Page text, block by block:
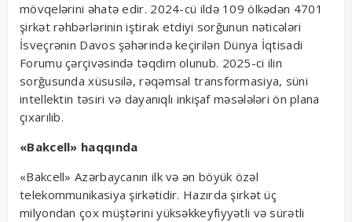
mövqelərini əhatə edir. 2024-cü ildə 109 ölkədən 4701
şirkət rəhbərlərinin iştirak etdiyi sorğunun nəticələri
İsveçrənin Davos şəhərində keçirilən Dünya İqtisadi
Forumu çərçivəsində təqdim olunub. 2025-ci ilin
sorğusunda xüsusilə, rəqəmsal transformasiya, süni
intellektin təsiri və dayanıqlı inkişaf məsələləri ön plana
çıxarılıb.
«Bakcell» haqqında
«Bakcell» Azərbaycanın ilk və ən böyük özəl
telekommunikasiya şirkətidir. Hazırda şirkət üç
milyondan çox müştərini yüksəkkeyfiyyətli və sürətli